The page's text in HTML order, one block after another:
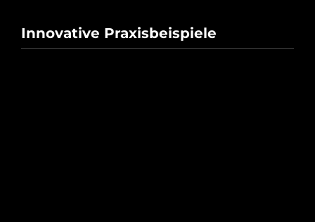
Innovative Praxisbeispiele